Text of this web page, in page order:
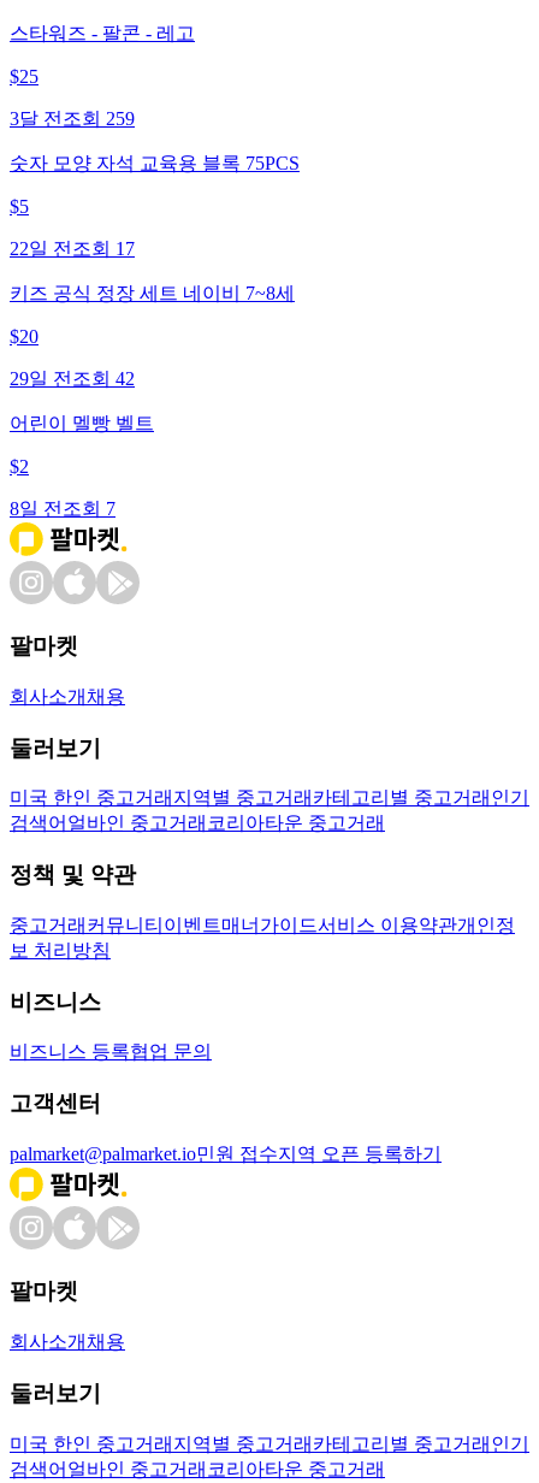
스타워즈 - 팔콘 - 레고
$25
3달 전 조회 259
숫자 모양 자석 교육용 블록 75PCS
$5
22일 전 조회 17
키즈 공식 정장 세트 네이비 7~8세
$20
29일 전 조회 42
어린이 멜빵 벨트
$2
8일 전 조회 7
팔마켓
회사소개 채용
둘러보기
미국 한인 중고거래 지역별 중고거래 카테고리별 중고거래 인기
검색어 얼바인 중고거래 코리아타운 중고거래
정책 및 약관
중고거래 커뮤니티 이벤트매너가이드서비스 이용약관개인정
보 처리방침
비즈니스
비즈니스 등록협업 문의
고객센터
palmarket@palmarket.io민원 접수지역 오픈 등록하기
팔마켓
회사소개 채용
둘러보기
미국 한인 중고거래 지역별 중고거래 카테고리별 중고거래 인기
검색어 얼바인 중고거래 코리아타운 중고거래